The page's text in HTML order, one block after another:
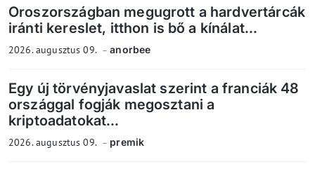
Oroszországban megugrott a hardvertárcák
iránti kereslet, itthon is bő a kínálat...
2026. augusztus 09. anorbee
Egy új törvényjavaslat szerint a franciák 48
országgal fogják megosztani a
kriptoadatokat...
2026. augusztus 09. premik